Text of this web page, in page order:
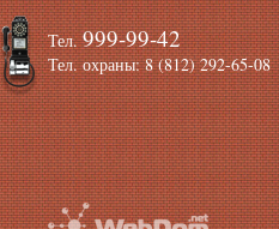
Тел.999-99-42
Тел. охраны: 8 (812) 292-65-08